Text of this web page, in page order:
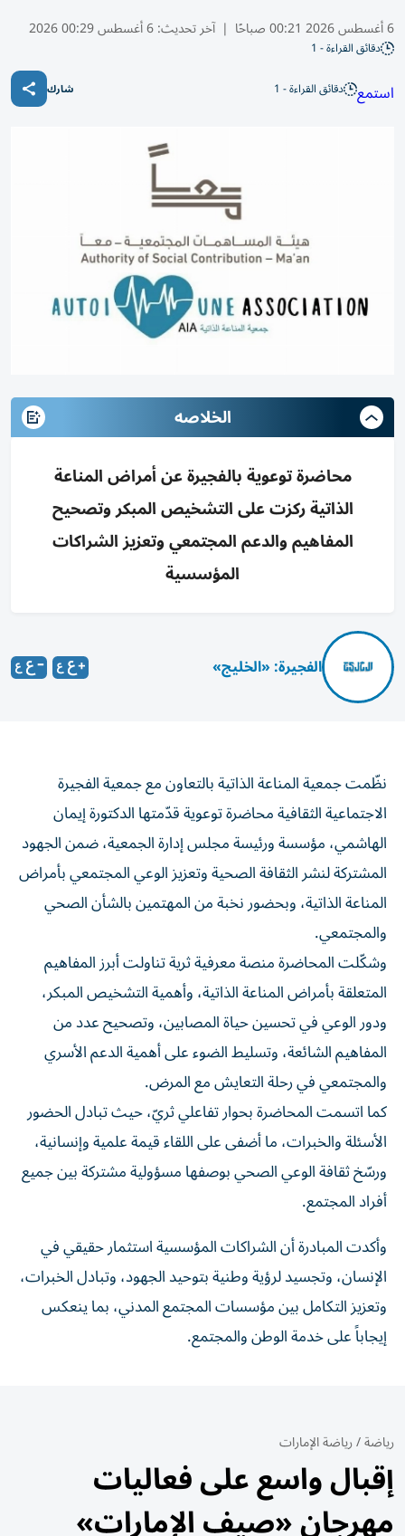
6 أغسطس 2026 00:21 صباحًا | آخر تحديث:6 أغسطس 00:29 2026
دقائق القراءة - 1
استمع دقائق القراءة - 1 شارك
الخلاصه
محاضرة توعوية بالفجيرة عن أمراض المناعة
الذاتية ركزت على التشخيص المبكر وتصحيح
المفاهيم والدعم المجتمعي وتعزيز الشراكات
المؤسسية
الفجيرة: «الخليج»
نظّمت جمعية المناعة الذاتية بالتعاون مع جمعية الفجيرة
الاجتماعية الثقافية محاضرة توعوية قدّمتها الدكتورة إيمان
الهاشمي، مؤسسة ورئيسة مجلس إدارة الجمعية، ضمن الجهود
المشتركة لنشر الثقافة الصحية وتعزيز الوعي المجتمعي بأمراض
المناعة الذاتية، وبحضور نخبة من المهتمين بالشأن الصحي
والمجتمعي.
وشكّلت المحاضرة منصة معرفية ثرية تناولت أبرز المفاهيم
المتعلقة بأمراض المناعة الذاتية، وأهمية التشخيص المبكر،
ودور الوعي في تحسين حياة المصابين، وتصحيح عدد من
المفاهيم الشائعة، وتسليط الضوء على أهمية الدعم الأسري
والمجتمعي في رحلة التعايش مع المرض.
كما اتسمت المحاضرة بحوار تفاعلي ثريّ، حيث تبادل الحضور
الأسئلة والخبرات، ما أضفى على اللقاء قيمة علمية وإنسانية،
ورسّخ ثقافة الوعي الصحي بوصفها مسؤولية مشتركة بين جميع
أفراد المجتمع.
وأكدت المبادرة أن الشراكات المؤسسية استثمار حقيقي في
الإنسان، وتجسيد لرؤية وطنية بتوحيد الجهود، وتبادل الخبرات،
وتعزيز التكامل بين مؤسسات المجتمع المدني، بما ينعكس
إيجاباً على خدمة الوطن والمجتمع.
رياضة/رياضة الإمارات
إقبال واسع على فعاليات
مهرجان «صيف الإمارات»